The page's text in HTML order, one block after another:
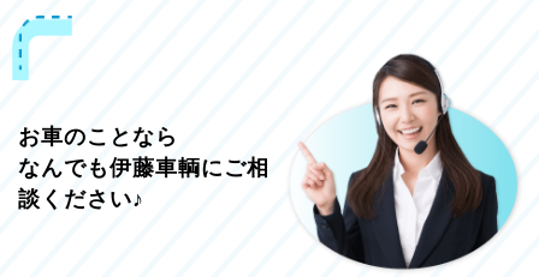
お車のことなら
なんでも伊藤車輌にご相
談ください♪